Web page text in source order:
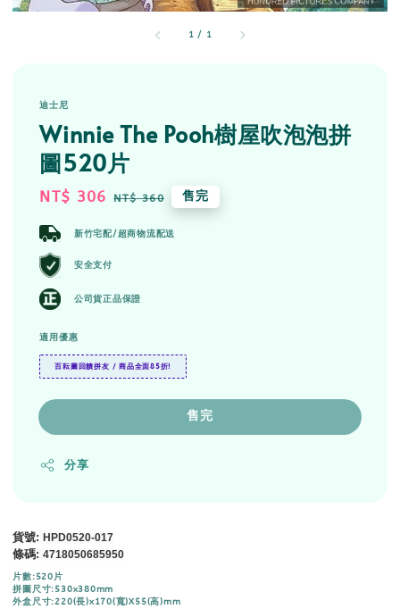
1 / 1
迪士尼
Winnie The Pooh樹屋吹泡泡拼
圖520片
Sale
NT$ 306 Regular
NT$ 360 售完
新竹宅配/超商物流配送
安全支付
公司貨正品保證
適用優惠
百耘圖回饋拼友 / 商品全面85折!
售完
分享
貨號:HPD0520-017
條碼:4718050685950
片數:520片
拼圖尺寸:530x380mm
外盒尺寸:220(長)x170(寬)X55(高)mm